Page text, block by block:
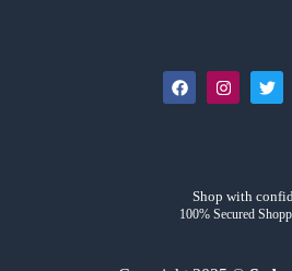
Shop with
100% Secured